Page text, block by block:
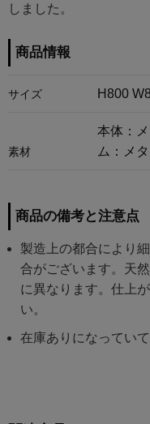
しました。
商品情報
サイズ H800
素材
本体：
ム：メ
商品の備考と注意点
製造上の都合により
合がございます。天
に異なります。仕上
い。
在庫ありになってい